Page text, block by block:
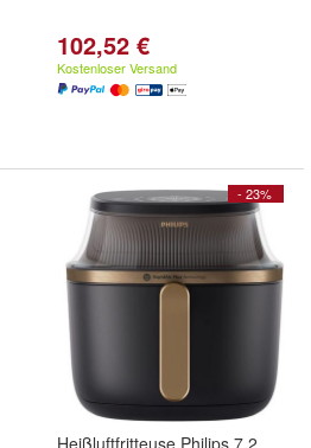
102,52 €
Kostenloser Versand
- 23%
Heißluftfritteuse Philips 7,2